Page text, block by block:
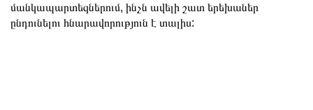
մանկապարտեզներում, ինչն ավելի շատ երեխաներ
ընդունելու հնարավորություն է տալիս: